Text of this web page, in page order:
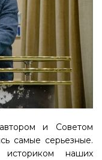
и Советом
самые серьезные.
историком наших